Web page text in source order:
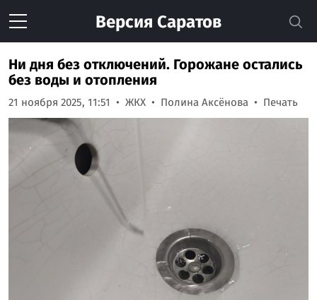
Версия Саратов
Ни дня без отключений. Горожане остались
без воды и отопления
21 ноября 2025, 11:51 ЖКХ Полина Аксёнова Печать